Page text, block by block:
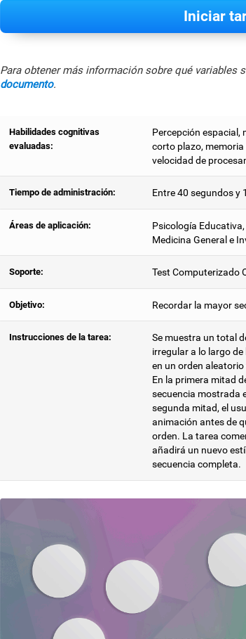
Iniciar
Para obtener más información sobre qué variables
documento.
Habilidades cognitivas
evaluadas:
Percepción espacial,
corto plazo,
velocidad de
Tiempo de administración: Entre 40 segundos y
Áreas de aplicación:
Psicología
Medicina General e
Soporte: Test Computerizado
Objetivo: Recordar la mayor
Instrucciones de la tarea:
Se muestra un total
irregular a lo largo
en un orden
En la primera mitad
secuencia mostrada
segunda mitad, el
animación antes de
orden. La tarea
añadirá un nuevo
secuencia completa.